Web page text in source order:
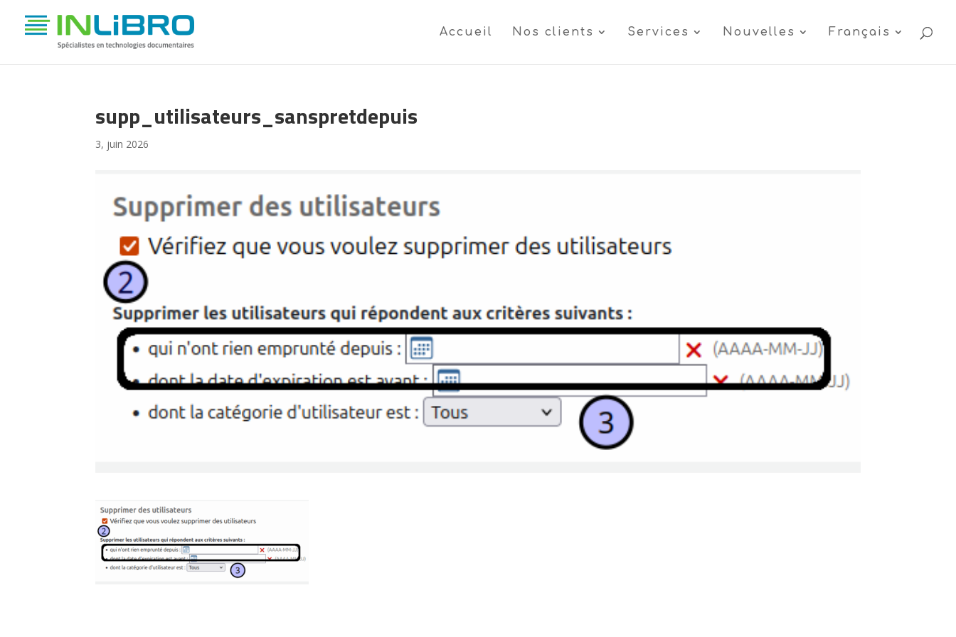
Accueil Nos clients Services Nouvelles Français
supp_utilisateurs_sanspretdepuis
3, juin 2026